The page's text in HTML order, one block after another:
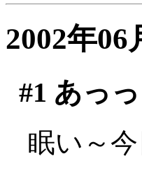
2002年06
#1 あっ
眠い～